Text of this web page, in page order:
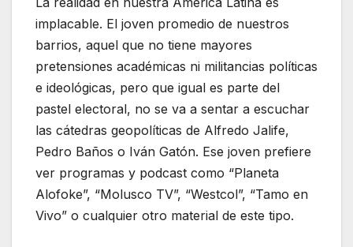
implacable. El joven promedio de nuestros
barrios, aquel que no tiene mayores
pretensiones académicas ni militancias políticas
e ideológicas, pero que igual es parte del
pastel electoral, no se va a sentar a escuchar
las cátedras geopolíticas de Alfredo Jalife,
Pedro Baños o Iván Gatón. Ese joven prefiere
ver programas y podcast como “Planeta
Alofoke”, “Molusco TV”, “Westcol”, “Tamo en
Vivo” o cualquier otro material de este tipo.